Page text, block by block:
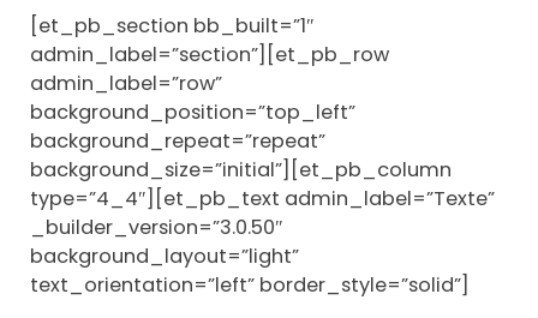
[et_pb_section bb_built=”1″
admin_label=”section”][et_pb_row
admin_label=”row”
background_position=”top_left”
background_repeat=”repeat”
background_size=”initial”][et_pb_column
type=”4_4″][et_pb_text admin_label=”Texte”
_builder_version=”3.0.50″
background_layout=”light”
text_orientation=”left” border_style=”solid”]